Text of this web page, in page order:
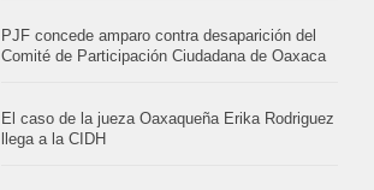
PJF concede amparo contra desaparición del
Comité de Participación Ciudadana de Oaxaca
El caso de la jueza Oaxaqueña Erika Rodriguez
llega a la CIDH